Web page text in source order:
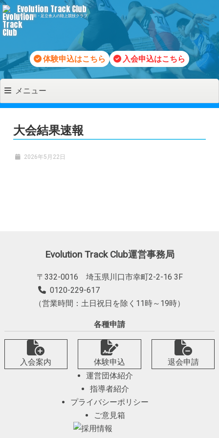
コ
ン
テ
ツ
へ
移
Evolution Track Club
川口・戸田・足立舎人の陸上競技クラブ
体験申込はこちら 入会申込はこちら
メニュー
大会結果速報
2026年5月22日
Evolution Track Club運営事務局
〒332-0016 埼玉県川口市幸町2-2-16 3F
0120-229-617
（営業時間：土日祝日を除く11時～19時）
各種申請
入会案内 体験申込
退会申請
運営団体紹介
指導者紹介
プライバシーポリシー
ご意見箱